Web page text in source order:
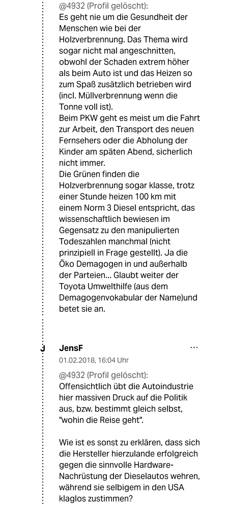
@4932 (Profil gelöscht):
Es geht nie um die Gesundheit der
Menschen wie bei der
Holzverbrennung. Das Thema wird
sogar nicht mal angeschnitten,
obwohl der Schaden extrem höher
als beim Auto ist und das Heizen so
zum Spaß zusätzlich betrieben wird
(incl. Müllverbrennung wenn die
Tonne voll ist).
Beim PKW geht es meist um die Fahrt
zur Arbeit, den Transport des neuen
Fernsehers oder die Abholung der
Kinder am späten Abend, sicherlich
nicht immer.
Die Grünen finden die
Holzverbrennung sogar klasse, trotz
einer Stunde heizen 100 km mit
einem Norm 3 Diesel entspricht, das
wissenschaftlich bewiesen im
Gegensatz zu den manipulierten
Todeszahlen manchmal (nicht
prinzipiell in Frage gestellt). Ja die
Öko Demagogen in und außerhalb
der Parteien... Glaubt weiter der
Toyota Umwelthilfe (aus dem
Demagogenvokabular der Name)und
betet sie an.
J JensF
01.02.2018, 16:04 Uhr
@4932 (Profil gelöscht):
Offensichtlich übt die Autoindustrie
hier massiven Druck auf die Politik
aus, bzw. bestimmt gleich selbst,
"wohin die Reise geht".
Wie ist es sonst zu erklären, dass sich
die Hersteller hierzulande erfolgreich
gegen die sinnvolle Hardware-
Nachrüstung der Dieselautos wehren,
während sie selbigem in den USA
klaglos zustimmen?